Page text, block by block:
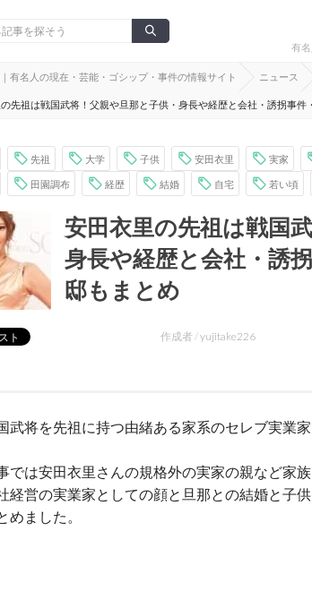
有
有名人の現在・芸能・ゴシップ・事件の情報サイト ニュース
先祖は戦国武将！父親や旦那と子供・身長や経歴と会社・誘拐事件
先祖 大学 子供 安田衣里 実家
田園調布 経歴 結婚 自宅 若い頃
安田衣里の先祖は戦国
身長や経歴と会社・誘
邸もまとめ
作成者 /yujitake226
武将を先祖に持つ由緒ある家系のセレブ実業
では安田衣里さんの規格外の実家の親など家
経営の実業家としての顔と旦那との結婚と子
めました。